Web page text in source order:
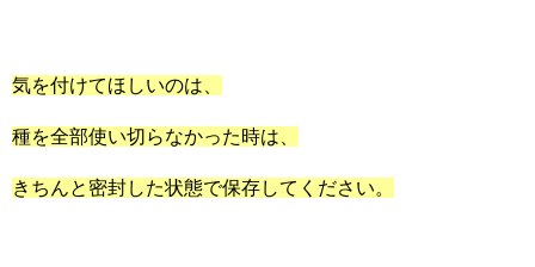
気を付けてほしいのは、
種を全部使い切らなかった時は、
きちんと密封した状態で保存してください。